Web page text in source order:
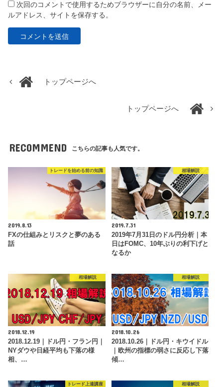
次回のコメントで使用するためブラウザーに自分の名前、メー
ルアドレス、サイトを保存する。
トップページへ
トップページへ
RECOMMEND こちらの記事も人気です。
トレードを始める前の知識
2019.8.13
FXの仕組みとリスクと夢のある
話
相場解説
2019.7.31
2019年7月31日のドル円分析｜本
日はFOMC、10年ぶりの利下げと
なるか
相場解説
2018.12.19
2018.12.19｜ドル円・フラン円｜
NYダウや日経平均も下落の様
相、…
相場解説
2018.10.26
2018.10.26｜ドル円・キウイドル
｜欧州の指標の弱さに反応し下落
傾…
トレード上達講座 相場解説